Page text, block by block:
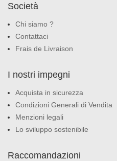
Società
Chi siamo ?
Contattaci
Frais de Livraison
I nostri impegni
Acquista in sicurezza
Condizioni Generali di Vendita
Menzioni legali
Lo sviluppo sostenibile
Raccomandazioni